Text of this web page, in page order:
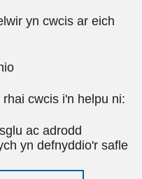
yn cwcis ar eich
cwcis i'n helpu ni:
ac adrodd
yn defnyddio'r safle